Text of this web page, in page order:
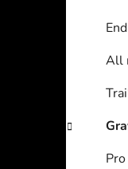
All
Pro